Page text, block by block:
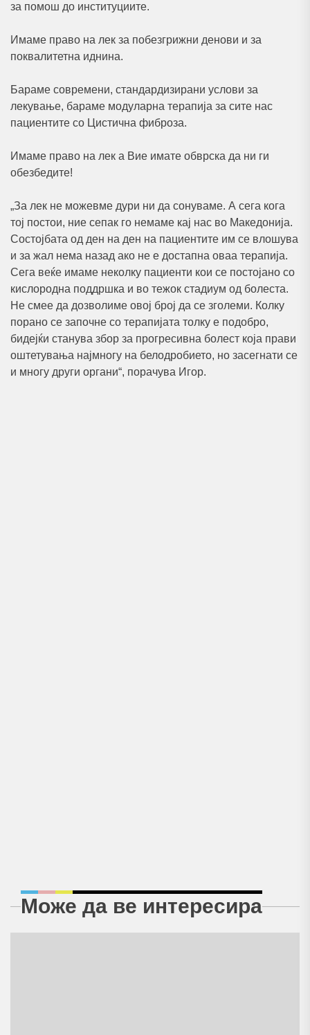
за помош до институциите.
Имаме право на лек за побезгрижни денови и за
поквалитетна иднина.
Бараме современи, стандардизирани услови за
лекување, бараме модуларна терапија за сите нас
пациентите со Цистична фиброза.
Имаме право на лек а Вие имате обврска да ни ги
обезбедитe!
„За лек не можевме дури ни да сонуваме. А сега кога
тој постои, ние сепак го немаме кај нас во Македонија.
Состојбата од ден на ден на пациентите им се влошува
и за жал нема назад ако не е достапна оваа терапија.
Сега веќе имаме неколку пациенти кои се постојано со
кислородна поддршка и во тежок стадиум од болеста.
Не смее да дозволиме овој број да се зголеми. Колку
порано се започне со терапијата толку е подобро,
бидејќи станува збор за прогресивна болест која прави
оштетувања најмногу на белодробието, но засегнати се
и многу други органи“, порачува Игор.
Може да ве интересира